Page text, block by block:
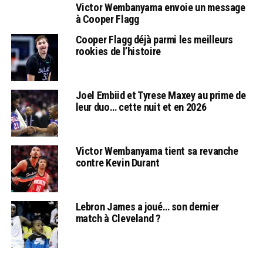
Victor Wembanyama envoie un message
à Cooper Flagg
Cooper Flagg déjà parmi les meilleurs
rookies de l’histoire
Joel Embiid et Tyrese Maxey au prime de
leur duo… cette nuit et en 2026
Victor Wembanyama tient sa revanche
contre Kevin Durant
Lebron James a joué… son dernier
match à Cleveland ?